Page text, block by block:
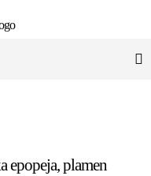
epopeja, plamen